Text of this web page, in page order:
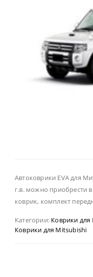
Автоковрики EVA для
г.в. можно приобрести
коврик, комплект
Категории: Коврики для
Коврики для Mitsubishi